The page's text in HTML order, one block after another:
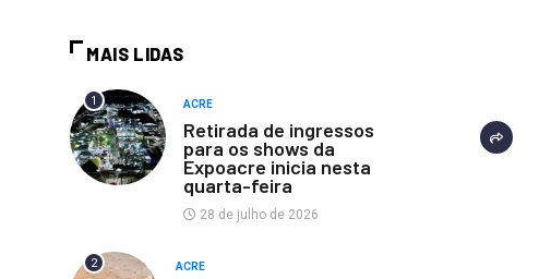
MAIS LIDAS
1 ACRE
Retirada de ingressos
para os shows da
Expoacre inicia nesta
quarta-feira
28 de julho de 2026
2 ACRE